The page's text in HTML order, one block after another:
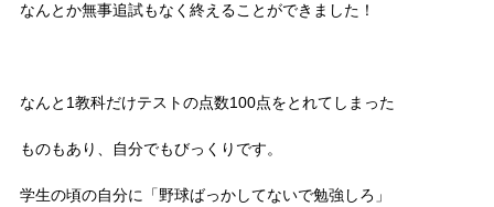
なんとか無事追試もなく終えることができました！
なんと1教科だけテストの点数100点をとれてしまった
ものもあり、自分でもびっくりです。
学生の頃の自分に「野球ばっかしてないで勉強しろ」